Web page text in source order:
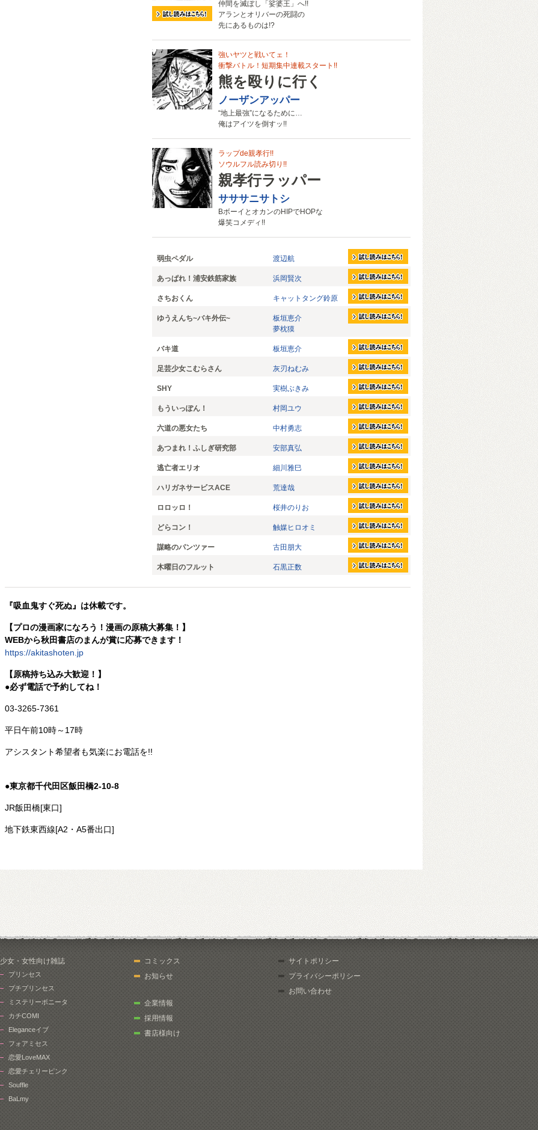
仲間を滅ぼし「娑婆王」へ!!
アランとオリバーの死闘の
先にあるものは!?
強いヤツと戦いてェ！
衝撃バトル！短期集中連載スタート!!
熊を殴りに行く
ノーザンアッパー
“地上最強”になるために…
俺はアイツを倒すッ!!
ラップde親孝行!!
ソウルフル読み切り!!
親孝行ラッパー
サササニサトシ
BボーイとオカンのHIPでHOPな
爆笑コメディ!!
弱虫ペダル 渡辺航
あっぱれ！浦安鉄筋家族 浜岡賢次
さちおくん キャットタング鈴原
ゆうえんち~バキ外伝~
板垣恵介
夢枕獏
バキ道 板垣恵介
足芸少女こむらさん 灰刃ねむみ
SHY 実樹ぶきみ
もういっぽん！ 村岡ユウ
六道の悪女たち 中村勇志
あつまれ！ふしぎ研究部 安部真弘
逃亡者エリオ 細川雅巳
ハリガネサービスACE 荒達哉
ロロッロ！ 桜井のりお
どらコン！ 触媒ヒロオミ
謀略のパンツァー 古田朋大
木曜日のフルット 石黒正数
『吸血鬼すぐ死ぬ』は休載です。
【プロの漫画家になろう！漫画の原稿大募集！】
WEBから秋田書店のまんが賞に応募できます！
https://akitashoten.jp
【原稿持ち込み大歓迎！】
●必ず電話で予約してね！
03-3265-7361
平日午前10時～17時
アシスタント希望者も気楽にお電話を!!
●東京都千代田区飯田橋2-10-8
JR飯田橋[東口]
地下鉄東西線[A2・A5番出口]
少女・女性向け雑誌
プリンセス
プチプリンセス
ミステリーボニータ
カチCOMI
Eleganceイブ
フォアミセス
恋愛LoveMAX
恋愛チェリーピンク
Souffle
BaLmy
コミックス
お知らせ
企業情報
採用情報
書店様向け
サイトポリシー
プライバシーポリシー
お問い合わせ